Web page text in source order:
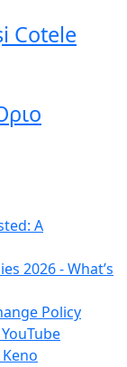
Cotele
A
2026 - What’s
Policy